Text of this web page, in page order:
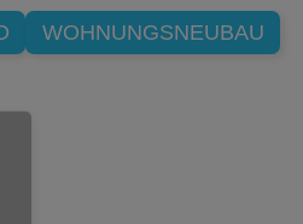
WOHNUNGSNEUBAU